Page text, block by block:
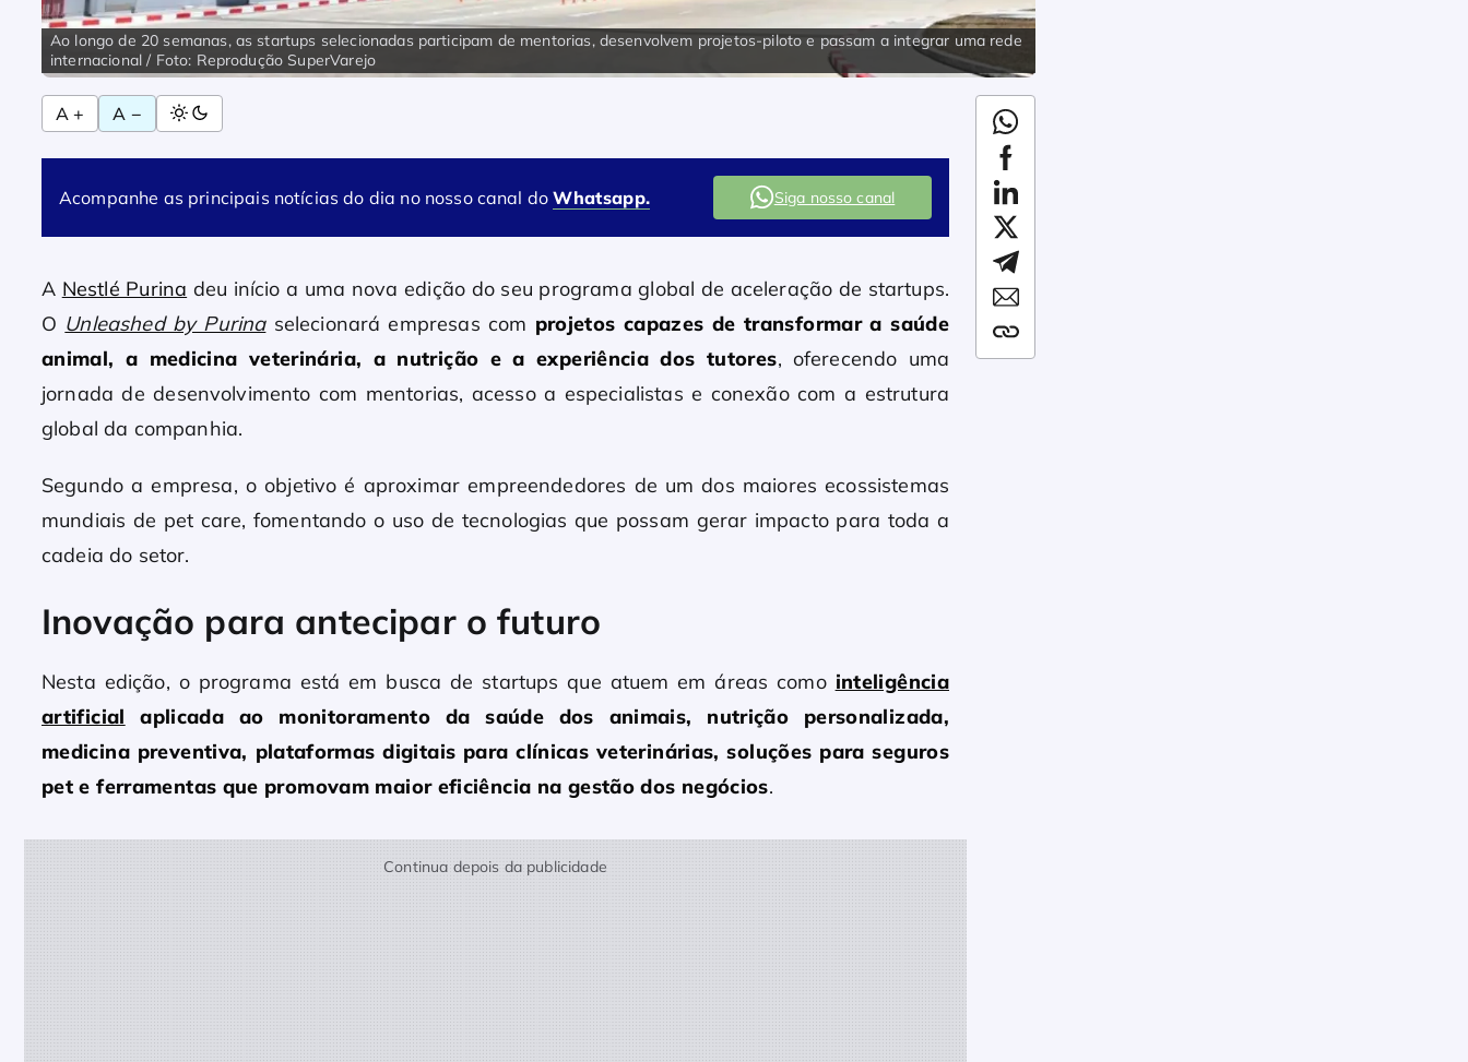
Ao longo de 20 semanas, as startups selecionadas participam de mentorias, desenvolvem projetos-piloto e passam a integrar uma rede
internacional / Foto: Reprodução SuperVarejo
A + A −
Acompanhe as principais notícias do dia no nosso canal doWhatsapp. Siga nosso canal
A Nestlé Purina deu início a uma nova edição do seu programa global de aceleração de startups.
O Unleashed by Purina selecionará empresas com projetos capazes de transformar a saúde
animal, a medicina veterinária, a nutrição e a experiência dos tutores, oferecendo uma
jornada de desenvolvimento com mentorias, acesso a especialistas e conexão com a estrutura
global da companhia.
Segundo a empresa, o objetivo é aproximar empreendedores de um dos maiores ecossistemas
mundiais de pet care, fomentando o uso de tecnologias que possam gerar impacto para toda a
cadeia do setor.
Inovação para antecipar o futuro
Nesta edição, o programa está em busca de startups que atuem em áreas como inteligência
artificial
aplicada ao monitoramento da saúde dos animais, nutrição personalizada,
medicina preventiva, plataformas digitais para clínicas veterinárias, soluções para seguros
pet e ferramentas que promovam maior eficiência na gestão dos negócios.
Continua depois da publicidade